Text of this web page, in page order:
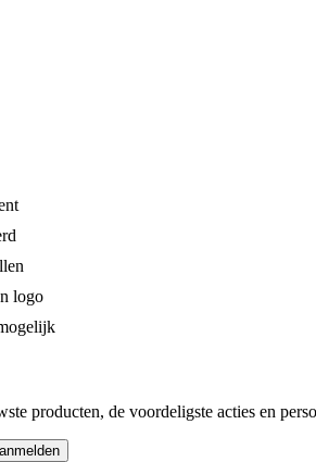
logo
producten, de voordeligste acties en